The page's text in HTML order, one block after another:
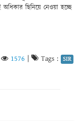
ছিনিয়ে নেওয়া হচ্ছে
1576 Tags : SIR